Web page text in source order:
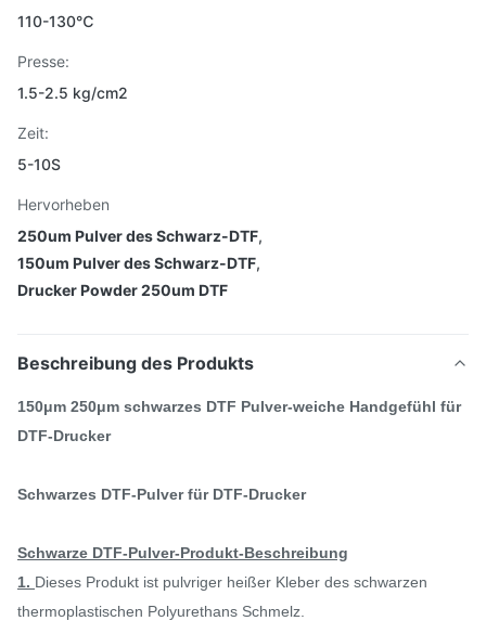
110-130℃
Presse:
1.5-2.5 kg/cm2
Zeit:
5-10S
Hervorheben
250um Pulver des Schwarz-DTF,
150um Pulver des Schwarz-DTF,
Drucker Powder 250um DTF
Beschreibung des Produkts
150μm 250μm schwarzes DTF Pulver-weiche Handgefühl für
DTF-Drucker
Schwarzes DTF-Pulver für DTF-Drucker
Schwarze DTF-Pulver-Produkt-Beschreibung
1. Dieses Produkt ist pulvriger heißer Kleber des schwarzen
thermoplastischen Polyurethans Schmelz.